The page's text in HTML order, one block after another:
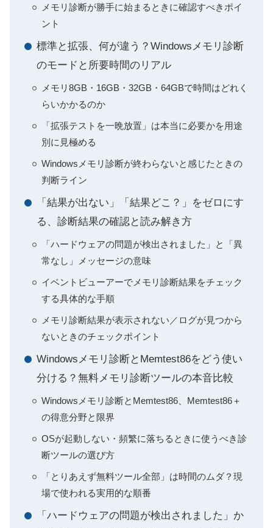
メモリ診断が勝手に始まるときに確認すべきポイ
ント
標準と拡張、何が違う？Windowsメモリ診断
のモードと所要時間のリアル
メモリ8GB・16GB・32GB・64GBで時間はどれく
らいかかるのか
「拡張テストを一晩放置」は本当に必要かを用途
別に見極める
Windowsメモリ診断が終わらないと感じたときの
判断ライン
「結果が出ない」「結果どこ？」をゼロにす
る、診断結果の確認と読み解き方
「ハードウェアの問題が検出されました」と「異
常なし」メッセージの意味
イベントビューアーでメモリ診断結果をチェック
する具体的な手順
メモリ診断結果が表示されない／ログが見つから
ないときのチェックポイント
Windowsメモリ診断とMemtest86をどう使い
分ける？無料メモリ診断ツールの本音比較
Windowsメモリ診断とMemtest86、Memtest86＋
の得意分野と限界
OSが起動しない・頻繁に落ちるときに使うべき診
断ツールの選び方
「とりあえず無料ツール全部」は時間のムダ？現
場で使われる実用的な順番
「ハードウェアの問題が検出されました」か